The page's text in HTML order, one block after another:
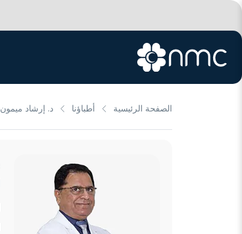
الصفحة الرئيسية أطباؤنا د. إرشاد ميمون